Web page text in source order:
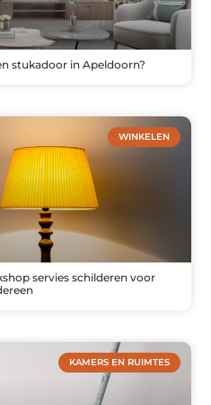
stukadoor in Apeldoorn?
WINKELEN
servies schilderen voor
KAMERS EN RUIMTES